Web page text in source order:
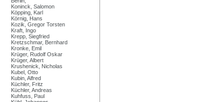
Koninck, Salomon
Köpping, Karl
Körnig, Hans
Kozik, Gregor Torsten
Kraft, Ingo
Krepp, Siegfried
Kretzschmar, Bernhard
Kronke, Emil
Krüger, Rudolf Oskar
Krüger, Albert
Krushenick, Nicholas
Kubel, Otto
Kubin, Alfred
Küchler, Fritz
Küchler, Andreas
Kuhfuss, Paul